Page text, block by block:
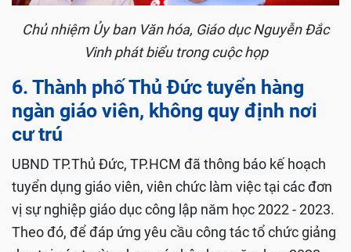
Chủ nhiệm Ủy ban Văn hóa, Giáo dục Nguyễn Đắc
Vinh phát biểu trong cuộc họp
6. Thành phố Thủ Đức tuyển hàng
ngàn giáo viên, không quy định nơi
cư trú
UBND TP.Thủ Đức, TP.HCM đã thông báo kế hoạch
tuyển dụng giáo viên, viên chức làm việc tại các đơn
vị sự nghiệp giáo dục công lập năm học 2022 - 2023.
Theo đó, để đáp ứng yêu cầu công tác tổ chức giảng